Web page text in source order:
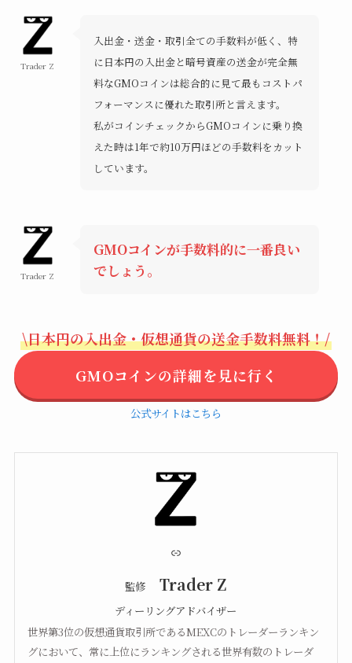
Trader Z
入出金・送金・取引全ての手数料が低く、特
に日本円の入出金と暗号資産の送金が完全無
料なGMOコインは総合的に見て最もコストパ
フォーマンスに優れた取引所と言えます。
私がコインチェックからGMOコインに乗り換
えた時は1年で約10万円ほどの手数料をカット
しています。
Trader Z
GMOコインが手数料的に一番良い
でしょう。
\日本円の入出金・仮想通貨の送金手数料無料！/
GMOコインの詳細を見に行く
公式サイトはこちら
リンク
監修 Trader Z
ディーリングアドバイザー
世界第3位の仮想通貨取引所であるMEXCのトレーダーランキン
グにおいて、常に上位にランキングされる世界有数のトレーダ